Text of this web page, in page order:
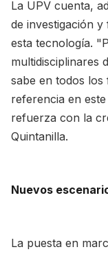
La UPV cuenta,
de investigación
esta tecnología.
multidisciplinares
sabe en todos
referencia en
refuerza con la
Quintanilla.
Nuevos
La puesta en